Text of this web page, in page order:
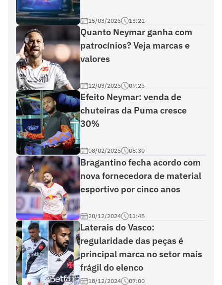
15/03/2025 13:21
Quanto Neymar ganha com
patrocínios? Veja marcas e
valores
12/03/2025 09:25
Efeito Neymar: venda de
chuteiras da Puma cresce
30%
08/02/2025 08:30
Bragantino fecha acordo com
nova fornecedora de material
esportivo por cinco anos
20/12/2024 11:48
Laterais do Vasco:
regularidade das peças é
principal marca no setor mais
frágil do elenco
18/12/2024 07:00